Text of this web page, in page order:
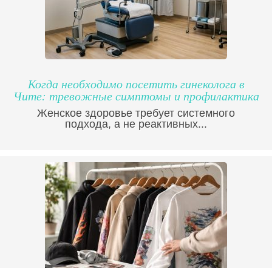
Когда необходимо посетить гинеколога в
Чите: тревожные симптомы и профилактика
Женское здоровье требует системного
подхода, а не реактивных...